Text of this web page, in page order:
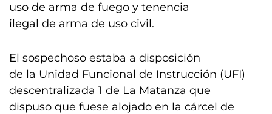
uso de arma de fuego y tenencia
ilegal de arma de uso civil.
El sospechoso estaba a disposición
de la Unidad Funcional de Instrucción (UFI)
descentralizada 1 de La Matanza que
dispuso que fuese alojado en la cárcel de